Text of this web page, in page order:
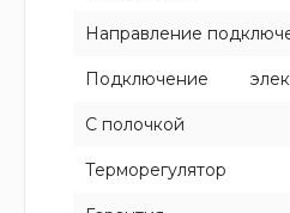
Направление
Подключение
С полочкой
Терморегулятор